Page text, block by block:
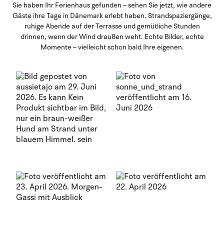
Sie haben Ihr Ferienhaus gefunden – sehen Sie jetzt, wie andere
Gäste ihre Tage in Dänemark erlebt haben. Strandspaziergänge,
ruhige Abende auf der Terrasse und gemütliche Stunden
drinnen, wenn der Wind draußen weht. Echte Bilder, echte
Momente – vielleicht schon bald Ihre eigenen.